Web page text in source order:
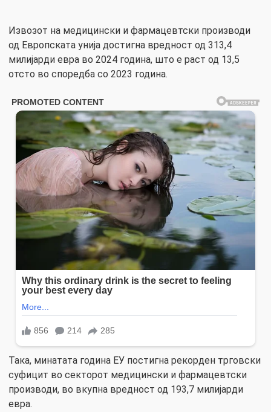
Извозот на медицински и фармацевтски производи
од Европската унија достигна вредност од 313,4
милијарди евра во 2024 година, што е раст од 13,5
отсто во споредба со 2023 година.
Така, минатата година ЕУ постигна рекорден трговски
суфицит во секторот медицински и фармацевтски
производи, во вкупна вредност од 193,7 милијарди
евра.